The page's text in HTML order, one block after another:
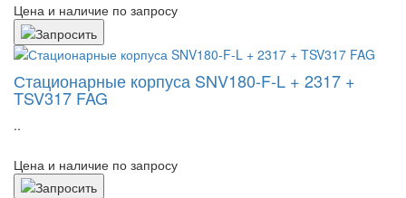
Цена и наличие по запросу
Стационарные корпуса SNV180-F-L + 2317 +
TSV317 FAG
..
Цена и наличие по запросу